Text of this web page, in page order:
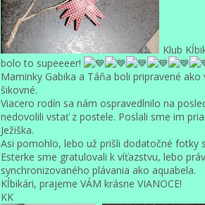
Klub
bolo to supeeeer!
Maminky Gabika a Táňa boli pripravené
šikovné.
Viacero rodín sa nám ospravedlnilo na
nedovolili vstať z postele. Poslali sme im
Ježiška.
Asi pomohlo, lebo už prišli dodatočné fotky
Esterke sme gratulovali k víťazstvu, lebo
synchronizovaného plávania ako aquabela.
Kĺbikári, prajeme VÁM krásne VIANOCE!
KK